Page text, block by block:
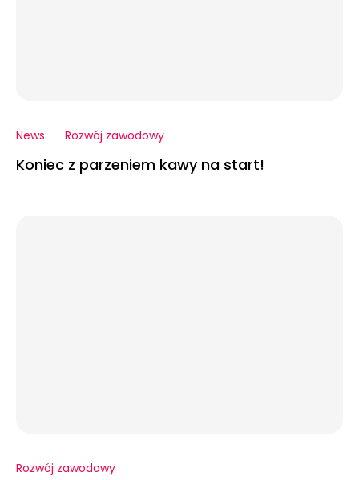
News Rozwój zawodowy
Koniec z parzeniem kawy na start!
Rozwój zawodowy